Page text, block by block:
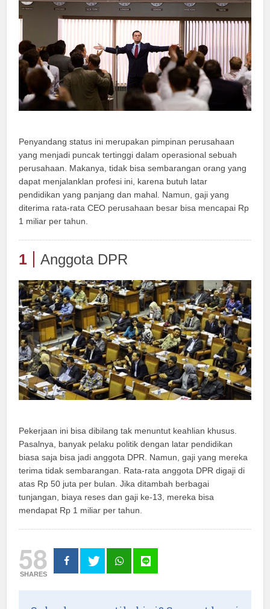
Penyandang status ini merupakan pimpinan perusahaan
yang menjadi puncak tertinggi dalam operasional sebuah
perusahaan. Makanya, tidak bisa sembarangan orang yang
dapat menjalanklan profesi ini, karena butuh latar
pendidikan yang panjang dan mahal. Namun, gaji yang
diterima rata-rata CEO perusahaan besar bisa mencapai Rp
1 miliar per tahun.
1 Anggota DPR
Pekerjaan ini bisa dibilang tak menuntut keahlian khusus.
Pasalnya, banyak pelaku politik dengan latar pendidikan
biasa saja bisa jadi anggota DPR. Namun, gaji yang mereka
terima tidak sembarangan. Rata-rata anggota DPR digaji di
atas Rp 50 juta per bulan. Jika ditambah berbagai
tunjangan, biaya reses dan gaji ke-13, mereka bisa
mendapat Rp 1 miliar per tahun.
58
SHARES